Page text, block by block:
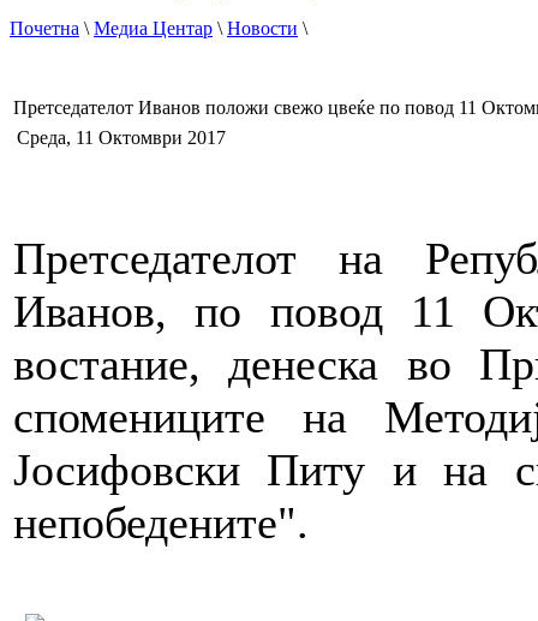
Почетна \Медиа Центар \Новости \
Претседателот Иванов положи свежо цвеќе по повод 11
Среда, 11 Октомври 2017
Претседателот на
Иванов, по повод 11
востание, денеска во
спомениците на
Јосифовски Питу и на
непобедените".